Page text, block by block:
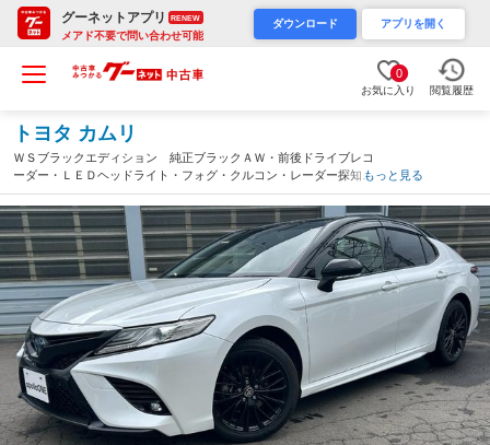
グーネットアプリ RENEW
メアド不要で問い合わせ可能
ダウンロード アプリを開く
0
お気に入り 閲覧履歴
トヨタ カムリ
ＷＳブラックエディション 純正ブラックＡＷ・前後ドライブレコ
ーダー・ＬＥＤヘッドライト・フォグ・クルコン・レーダー探知
機・シートヒーター・４本マフラー・プッシュスタート・リア電動
ブラインド・バックカメラ・Ｗエアコン・ＥＴＣ（北海道）
もっと見る